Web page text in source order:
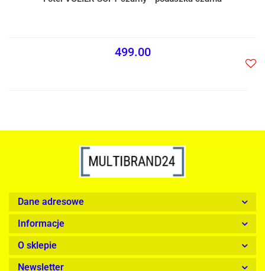
499.00
Dane adresowe
Informacje
O sklepie
Newsletter